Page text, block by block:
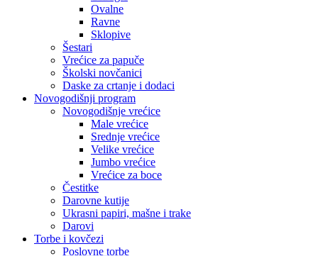
Ovalne
Ravne
Sklopive
Šestari
Vrećice za papuče
Školski novčanici
Daske za crtanje i dodaci
Novogodišnji program
Novogodišnje vrećice
Male vrećice
Srednje vrećice
Velike vrećice
Jumbo vrećice
Vrećice za boce
Čestitke
Darovne kutije
Ukrasni papiri, mašne i trake
Darovi
Torbe i kovčezi
Poslovne torbe